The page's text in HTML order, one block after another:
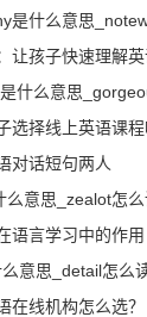
选择线上英语课程
对话短句两人
语言学习中的作用
在线机构怎么选？